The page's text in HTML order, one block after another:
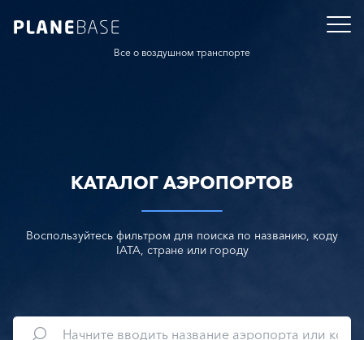
Все о воздушном транспорте
КАТАЛОГ АЭРОПОРТОВ
Воспользуйтесь фильтром для поиска по названию, коду
IATA, стране или городу